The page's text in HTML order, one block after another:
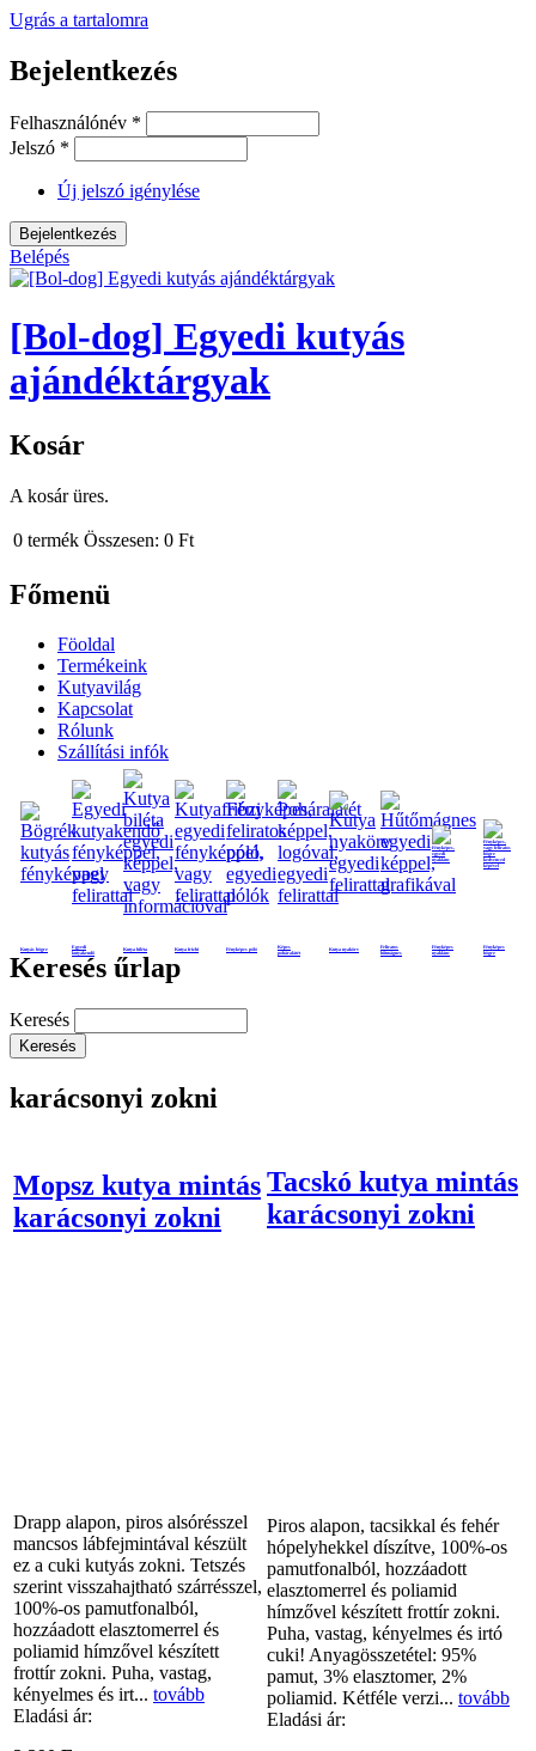
Ugrás a tartalomra
Bejelentkezés
Felhasználónév *
Jelszó *
Új jelszó igénylése
Belépés
[Bol-dog] Egyedi kutyás
ajándéktárgyak
Kosár
A kosár üres.
0 termék Összesen: 0 Ft
Főmenü
Föoldal
Termékeink
Kutyavilág
Kapcsolat
Rólunk
Szállítási infók
Kutyás bögre
Egyedi
kutyakendő
Kutya biléta Kutya frizbi Fényképes póló
Képes
poháralátét
Kutya nyakörv
Feliratos
hűtmágnes
Fényképes
nyaklánc
Fényképes
bögre
Keresés űrlap
Keresés
karácsonyi zokni
Mopsz kutya mintás
karácsonyi zokni
Drapp alapon, piros alsórésszel
mancsos lábfejmintával készült
ez a cuki kutyás zokni. Tetszés
szerint visszahajtható szárrésszel,
100%-os pamutfonalból,
hozzáadott elasztomerrel és
poliamid hímzővel készített
frottír zokni. Puha, vastag,
kényelmes és irt... tovább
Eladási ár:
Tacskó kutya mintás
karácsonyi zokni
Piros alapon, tacsikkal és fehér
hópelyhekkel díszítve, 100%-os
pamutfonalból, hozzáadott
elasztomerrel és poliamid
hímzővel készített frottír zokni.
Puha, vastag, kényelmes és irtó
cuki! Anyagösszetétel: 95%
pamut, 3% elasztomer, 2%
poliamid. Kétféle verzi... tovább
Eladási ár: